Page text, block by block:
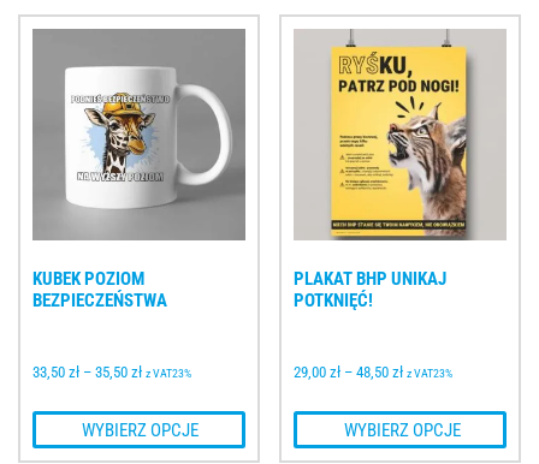
KUBEK POZIOM
BEZPIECZEŃSTWA
33,50 zł – 35,50 zł z VAT23%
WYBIERZ OPCJE
PLAKAT BHP UNIKAJ
POTKNIĘĆ!
29,00 zł – 48,50 zł z VAT23%
WYBIERZ OPCJE